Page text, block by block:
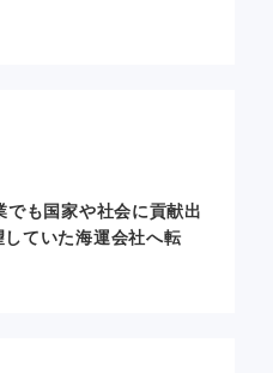
でも国家や社会に貢献出
ていた海運会社へ転